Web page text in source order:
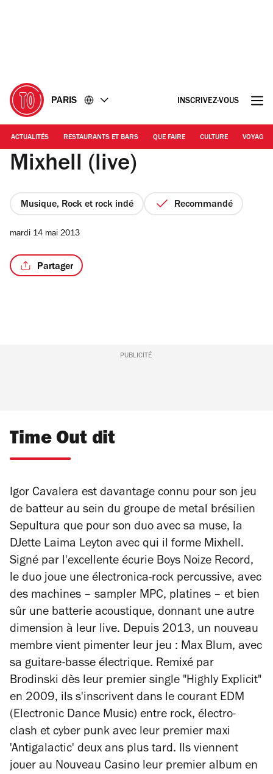
PARIS INSCRIVEZ-VOUS
ACTUALITÉS RESTAURANTS ET BARS QUE FAIRE CULTURE VOYAGE
Mixhell (live)
Musique, Rock et rock indé Recommandé
mardi 14 mai 2013
Partager
PUBLICITÉ
Time Out dit
Igor Cavalera est davantage connu pour son jeu
de batteur au sein du groupe de metal brésilien
Sepultura que pour son duo avec sa muse, la
DJette Laima Leyton avec qui il forme Mixhell.
Signé par l'excellente écurie Boys Noize Record,
le duo joue une électronica-rock percussive, avec
des machines – sampler MPC, platines – et bien
sûr une batterie acoustique, donnant une autre
dimension à leur live. Depuis 2013, un nouveau
membre vient pimenter leur jeu : Max Blum, avec
sa guitare-basse électrique. Remixé par
Brodinski dès leur premier single "Highly Explicit"
en 2009, ils s'inscrivent dans le courant EDM
(Electronic Dance Music) entre rock, électro-
clash et cyber punk avec leur premier maxi
'Antigalactic' deux ans plus tard. Ils viennent
jouer au Nouveau Casino leur premier album en